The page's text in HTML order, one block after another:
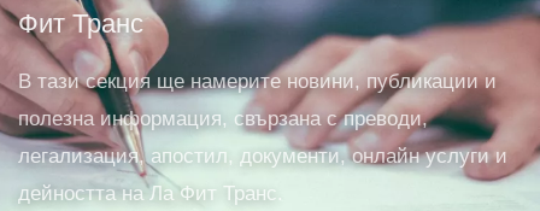
Фит Транс
В тази секция ще намерите новини, публикации и
полезна информация, свързана с преводи,
легализация, апостил, документи, онлайн услуги и
дейността на Ла Фит Транс.